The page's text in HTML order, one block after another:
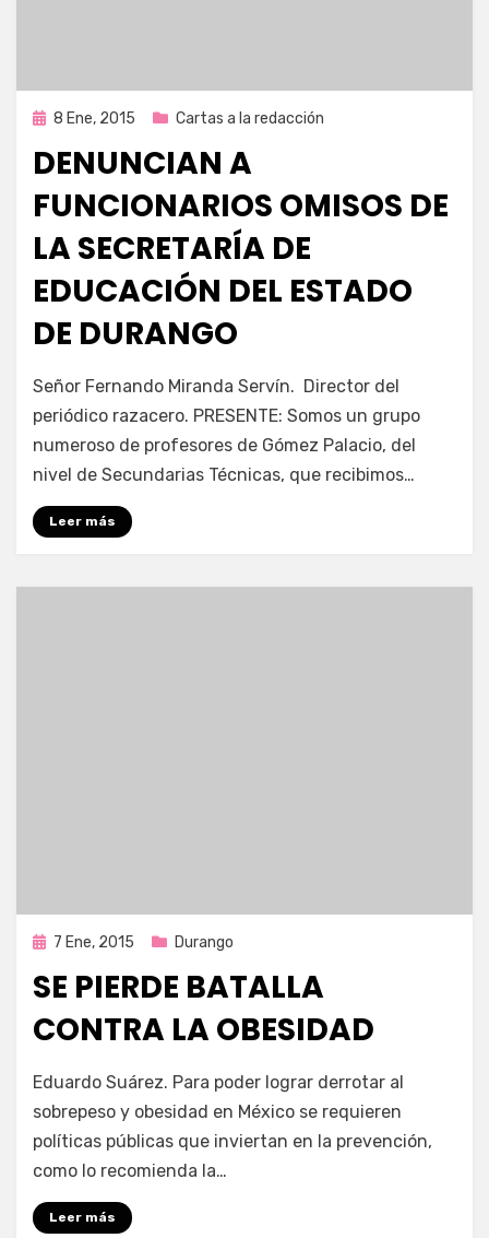
Publicada
8 Ene, 2015 Cartas a la redacción
DENUNCIAN A
FUNCIONARIOS OMISOS DE
LA SECRETARÍA DE
EDUCACIÓN DEL ESTADO
DE DURANGO
por Enrique
Señor Fernando Miranda Servín. Director del
periódico razacero. PRESENTE: Somos un grupo
numeroso de profesores de Gómez Palacio, del
nivel de Secundarias Técnicas, que recibimos…
Leer más
Publicada
7 Ene, 2015 Durango
SE PIERDE BATALLA
CONTRA LA OBESIDAD
Enrique
Eduardo Suárez. Para poder lograr derrotar al
sobrepeso y obesidad en México se requieren
políticas públicas que inviertan en la prevención,
como lo recomienda la…
Leer más